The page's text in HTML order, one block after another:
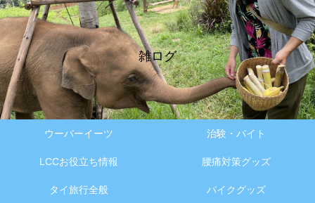
雑ログ
ウーバーイーツ 治験・バイト
LCCお役立ち情報 腰痛対策グッズ
タイ旅行全般 バイクグッズ